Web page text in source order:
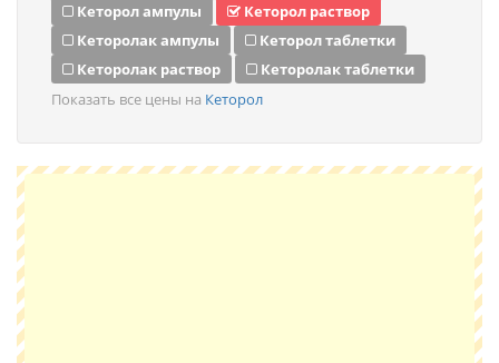
Кеторол ампулы
Кеторол раствор
Кеторолак ампулы
Кеторол таблетки
Кеторолак раствор
Кеторолак таблетки
Показать все цены на Кеторол